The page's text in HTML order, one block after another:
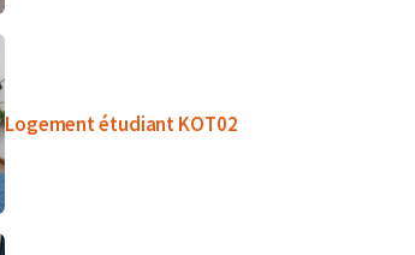
Logement étudiant KOT02